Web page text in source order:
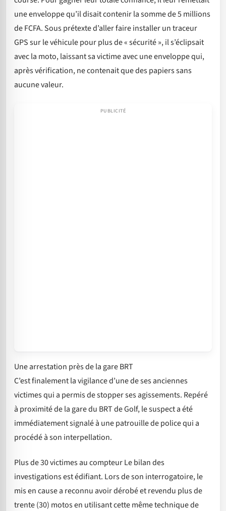
une enveloppe qu’il disait contenir la somme de 5 millions
de FCFA. Sous prétexte d’aller faire installer un traceur
GPS sur le véhicule pour plus de « sécurité », il s’éclipsait
avec la moto, laissant sa victime avec une enveloppe qui,
après vérification, ne contenait que des papiers sans
aucune valeur.
Une arrestation près de la gare BRT
C’est finalement la vigilance d’une de ses anciennes
victimes qui a permis de stopper ses agissements. Repéré
à proximité de la gare du BRT de Golf, le suspect a été
immédiatement signalé à une patrouille de police qui a
procédé à son interpellation.
Plus de 30 victimes au compteur Le bilan des
investigations est édifiant. Lors de son interrogatoire, le
mis en cause a reconnu avoir dérobé et revendu plus de
trente (30) motos en utilisant cette même technique de